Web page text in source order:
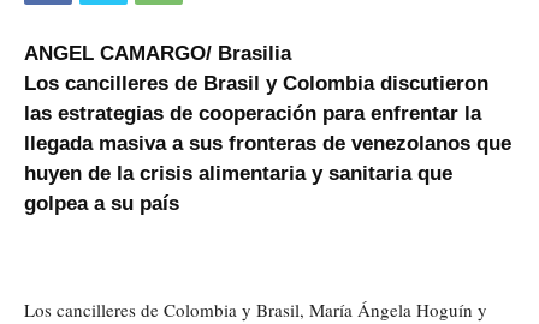
ANGEL CAMARGO/ Brasilia
Los cancilleres de Brasil y Colombia discutieron
las estrategias de cooperación para enfrentar la
llegada masiva a sus fronteras de venezolanos que
huyen de la crisis alimentaria y sanitaria que
golpea a su país
Los cancilleres de Colombia y Brasil, María Ángela Hoguín y